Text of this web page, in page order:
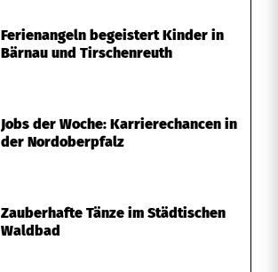
Ferienangeln begeistert Kinder in
Bärnau und Tirschenreuth
Jobs der Woche: Karrierechancen in
der Nordoberpfalz
Zauberhafte Tänze im Städtischen
Waldbad